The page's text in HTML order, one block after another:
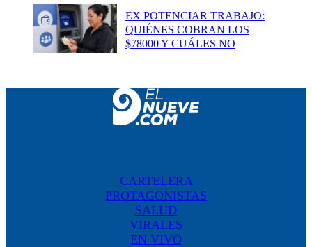
EX POTENCIAR TRABAJO:
QUIÉNES COBRAN LOS
$78000 Y CUÁLES NO
CARTELERA
PROTAGONISTAS
SALUD
VIRALES
EN VIVO